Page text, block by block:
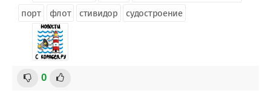
порт
флот стивидор судостроение
0